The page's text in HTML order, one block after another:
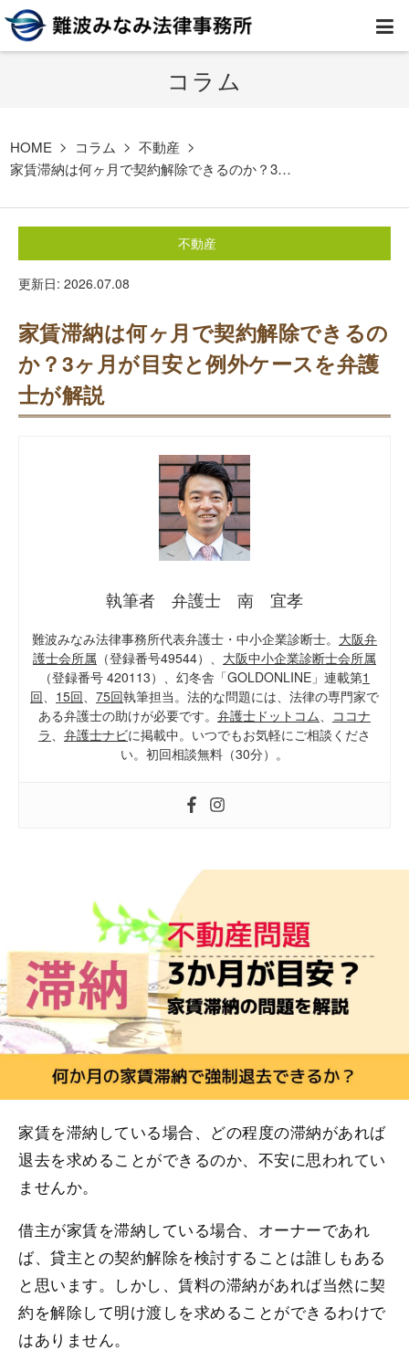
コラム
HOME コラム
不動産
家賃滞納は何ヶ月で契約解除できるのか？3…
不動産
更新日: 2026.07.08
家賃滞納は何ヶ月で契約解除できるの
か？3ヶ月が目安と例外ケースを弁護
士が解説
執筆者 弁護士 南 宜孝
難波みなみ法律事務所代表弁護士・中小企業診断士。 大阪弁
護士会所属 （登録番号49544）、 大阪中小企業診断士会所属
（登録番号 420113）、幻冬舎「GOLDONLINE」連載第1
回、 15回、 75回執筆担当。法的な問題には、法律の専門家で
ある弁護士の助けが必要です。 弁護士ドットコム、 ココナ
ラ、 弁護士ナビに掲載中。いつでもお気軽にご相談くださ
い。初回相談無料（30分）。
家賃を滞納している場合、どの程度の滞納があれば
退去を求めることができるのか、不安に思われてい
ませんか。
借主が家賃を滞納している場合、オーナーであれ
ば、貸主との契約解除を検討することは誰しもある
と思います。しかし、賃料の滞納があれば当然に契
約を解除して明け渡しを求めることができるわけで
はありません。
HOME
取扱業務
費用